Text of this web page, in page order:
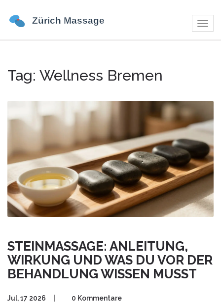
Tag: Wellness Bremen
STEINMASSAGE: ANLEITUNG,
WIRKUNG UND WAS DU VOR DER
BEHANDLUNG WISSEN MUSST
Jul, 17 2026 0 Kommentare